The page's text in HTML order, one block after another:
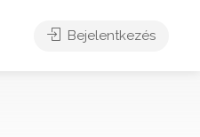
Bejelentkezés